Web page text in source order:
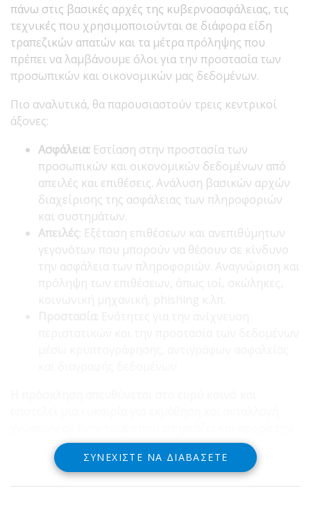
πάνω στις βασικές αρχές της κυβερνοασφάλειας, τις
τεχνικές που χρησιμοποιούνται σε διάφορα είδη
τραπεζικών απατών και τα μέτρα πρόληψης που
πρέπει να λαμβάνουμε όλοι για την προστασία των
προσωπικών και οικονομικών μας δεδομένων.
Πιο αναλυτικά, θα παρουσιαστούν τρεις κεντρικοί
άξονες:
Ασφάλεια: Εστίαση στην προστασία των
προσωπικών και οικονομικών δεδομένων από
απειλές και επιθέσεις. Ανάλυση βασικών αρχών
διαχείρισης της ασφάλειας των πληροφοριών
και συστημάτων.
Απειλές: Εξέταση επιθέσεων και ανεπιθύμητων
γεγονότων που μπορούν να θέσουν σε κίνδυνο
την ασφάλεια των πληροφοριών. Αναγνώριση και
πρόληψη των επιθέσεων, όπως ιοί, σκώληκες,
καθημερινότητά μας.
ΣΥΝΕΧΊΣΤΕ ΝΑ ΔΙΑΒΆΣΕΤΕ